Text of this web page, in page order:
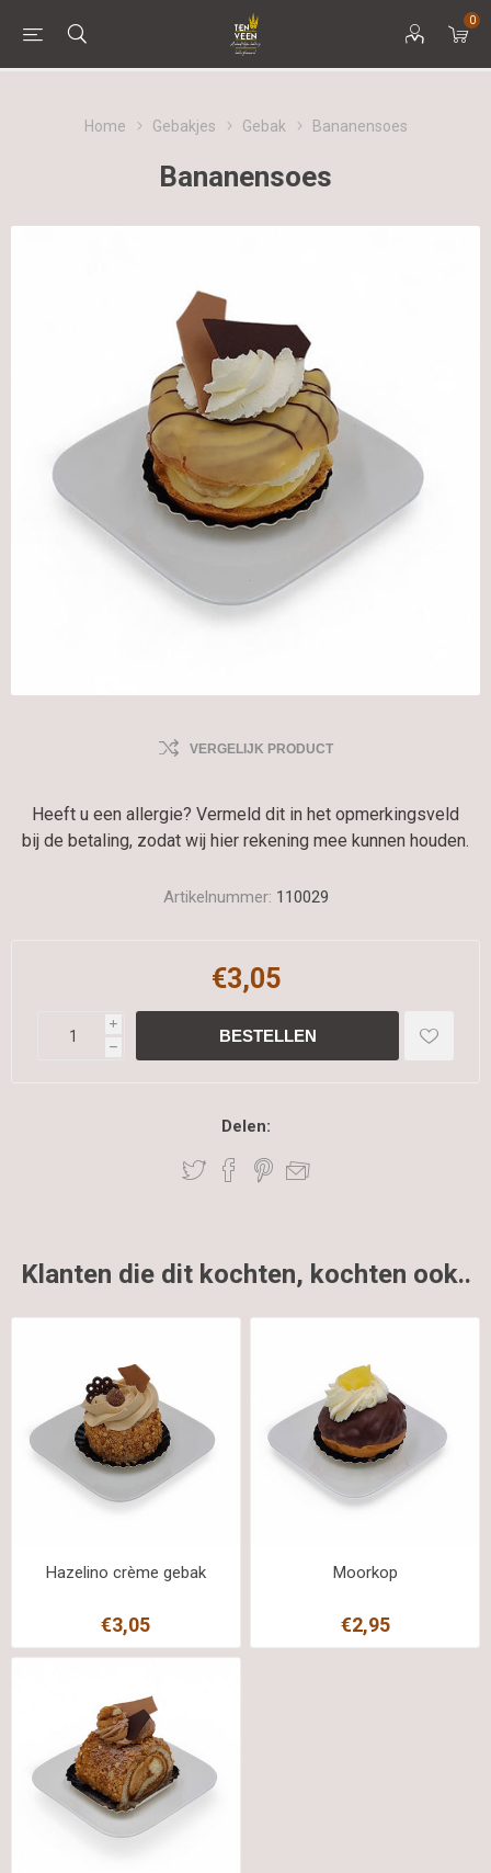
0
Home Gebakjes Gebak Bananensoes
Bananensoes
VERGELIJK PRODUCT
Heeft u een allergie? Vermeld dit in het opmerkingsveld
bij de betaling, zodat wij hier rekening mee kunnen houden.
Artikelnummer: 110029
€3,05
i
h
Delen:
Klanten die dit kochten, kochten ook..
Hazelino crème gebak
€3,05
Moorkop
€2,95